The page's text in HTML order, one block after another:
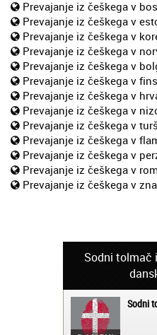
Prevajanje iz češkega v
Prevajanje iz češkega v
Prevajanje iz češkega v
Prevajanje iz češkega v
Prevajanje iz češkega v
Prevajanje iz češkega v
Prevajanje iz češkega v
Prevajanje iz češkega v
Prevajanje iz češkega v
Prevajanje iz češkega v
Prevajanje iz češkega v
Prevajanje iz češkega v
Prevajanje iz češkega v
Sodni tolmač
Sodni